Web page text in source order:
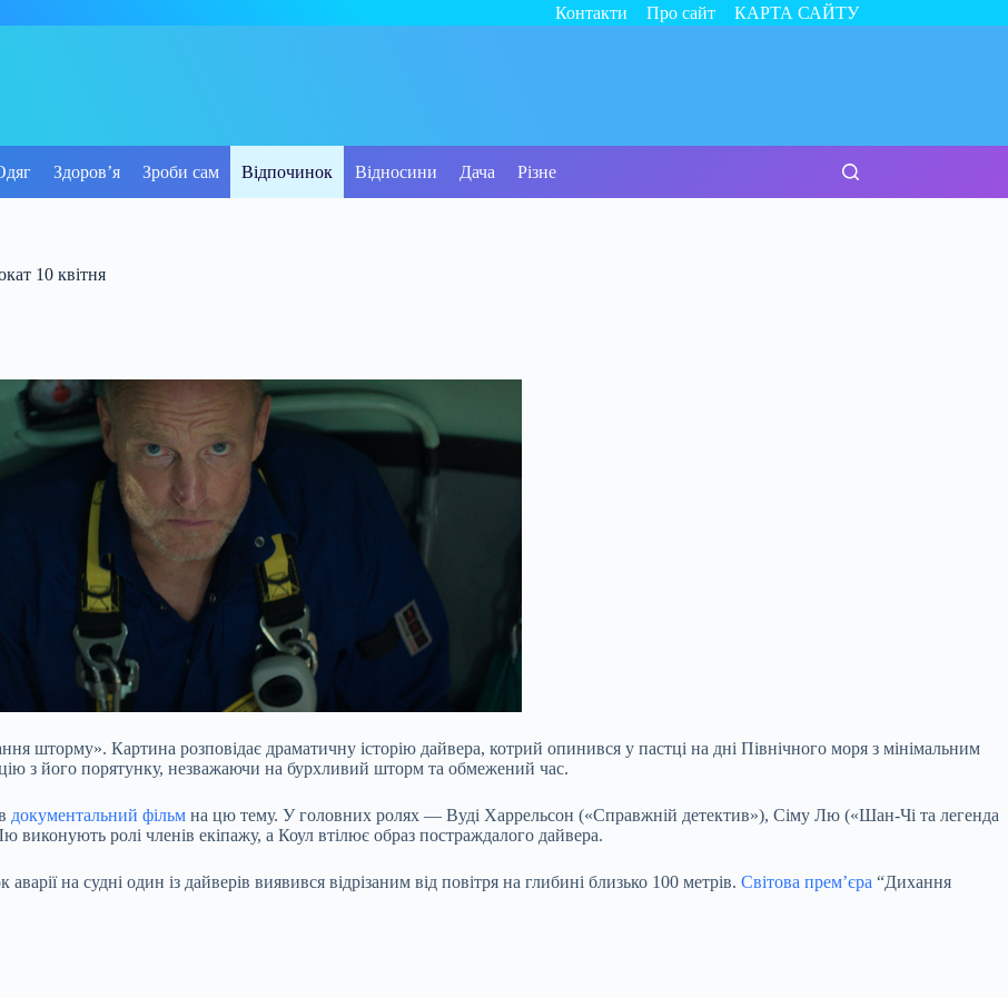
Контакти Про сайт КАРТА САЙТУ
Здоров’я Зроби сам Відпочинок Відносини Дача Різне
10 квітня
шторму». Картина розповідає драматичну історію дайвера, котрий опинився у пастці на дні Північного моря з мінімальним
з його порятунку, незважаючи на бурхливий шторм та обмежений час.
документальний фільм на цю тему. У головних ролях — Вуді Харрельсон («Справжній детектив»), Сіму Лю («Шан-Чі та легенда
виконують ролі членів екіпажу, а Коул втілює образ постраждалого дайвера.
на судні один із дайверів виявився відрізаним від повітря на глибині близько 100 метрів. Світова прем’єра “Дихання